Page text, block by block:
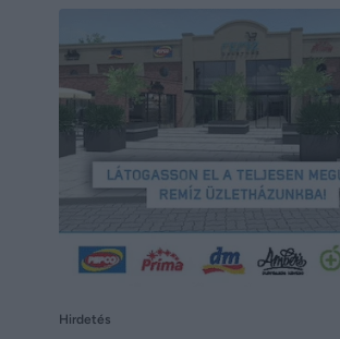
Hirdetés